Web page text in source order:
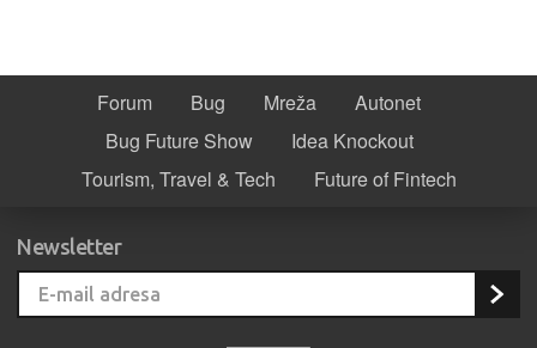
Forum Bug Mreža
Autonet
Bug Future Show
Idea Knockout
Tourism, Travel & Tech
Future of Fintech
Newsletter